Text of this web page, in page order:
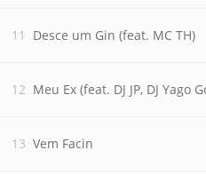
Desce um Gin (feat. MC TH)
Meu Ex (feat. DJ JP, DJ Yago
Vem Facin